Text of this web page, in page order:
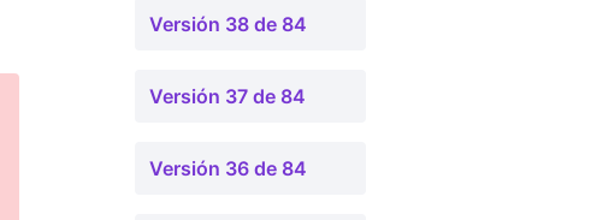
Versión 38 de 84
Versión 37 de 84
Versión 36 de 84